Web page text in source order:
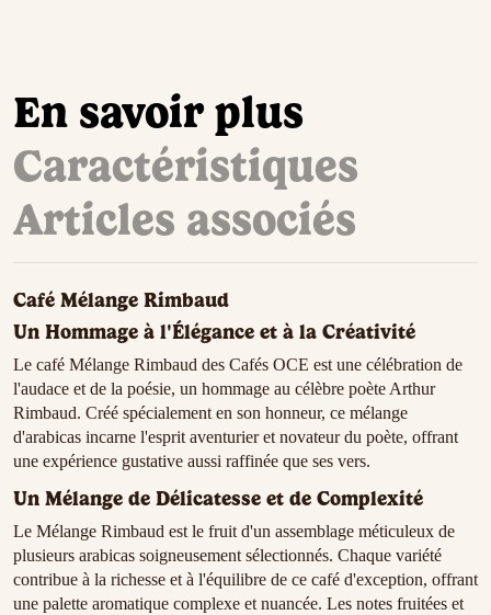
En savoir plus
Caractéristiques
Articles associés
Café Mélange Rimbaud
Un Hommage à l'Élégance et à la Créativité
Le café Mélange Rimbaud des Cafés OCE est une célébration de
l'audace et de la poésie, un hommage au célèbre poète Arthur
Rimbaud. Créé spécialement en son honneur, ce mélange
d'arabicas incarne l'esprit aventurier et novateur du poète, offrant
une expérience gustative aussi raffinée que ses vers.
Un Mélange de Délicatesse et de Complexité
Le Mélange Rimbaud est le fruit d'un assemblage méticuleux de
plusieurs arabicas soigneusement sélectionnés. Chaque variété
contribue à la richesse et à l'équilibre de ce café d'exception, offrant
une palette aromatique complexe et nuancée. Les notes fruitées et